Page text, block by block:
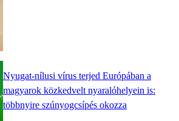
Nyugat-nílusi vírus terjed Európában a
magyarok közkedvelt nyaralóhelyein is:
többnyire szúnyogcsípés okozza